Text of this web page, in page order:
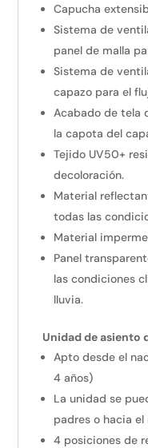
Capucha
Sistema de
panel de malla
Sistema de
capazo para el
Acabado de tela
la capota del
Tejido UV50+
decoloración.
Material
todas las
Material
Panel
las condiciones
lluvia.
Unidad de asiento
Apto desde el
4 años)
La unidad se
padres o hacia el
4 posiciones de